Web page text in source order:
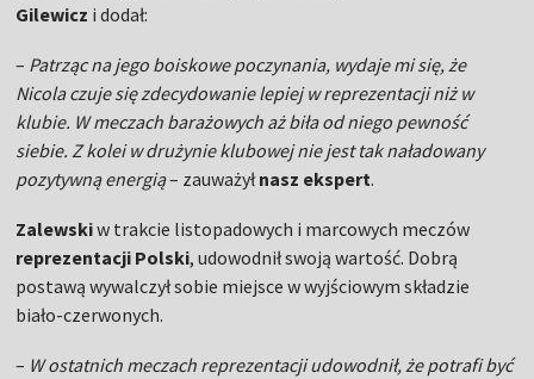
Gilewicz i dodał:
– Patrząc na jego boiskowe poczynania, wydaje mi się, że
Nicola czuje się zdecydowanie lepiej w reprezentacji niż w
klubie. W meczach barażowych aż biła od niego pewność
siebie. Z kolei w drużynie klubowej nie jest tak naładowany
pozytywną energią– zauważyłnasz ekspert.
Zalewskiw trakcie listopadowych i marcowych meczów
reprezentacji Polski, udowodnił swoją wartość. Dobrą
postawą wywalczył sobie miejsce w wyjściowym składzie
biało-czerwonych.
– W ostatnich meczach reprezentacji udowodnił, że potrafi być